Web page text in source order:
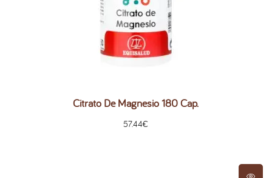
Citrato De Magnesio 180 Cap.
57.44€